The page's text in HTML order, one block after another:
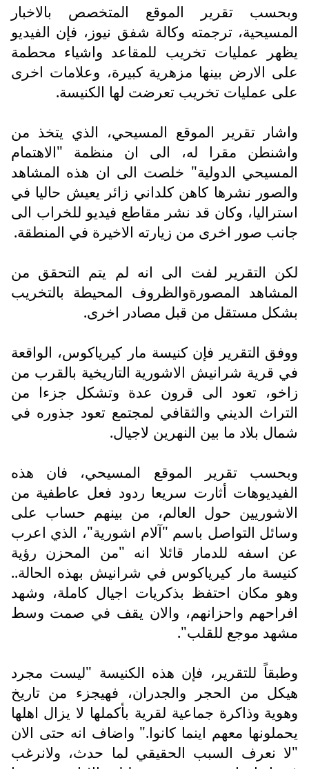
وبحسب تقرير الموقع المتخصص بالاخبار
المسيحية، ترجمته وكالة شفق نيوز، فإن الفيديو
يظهر عمليات تخريب للمقاعد واشياء محطمة
على الارض بينها مزهرية كبيرة، وعلامات اخرى
على عمليات تخريب تعرضت لها الكنيسة.
واشار تقرير الموقع المسيحي، الذي يتخذ من
واشنطن مقرا له، الى ان منظمة "الاهتمام
المسيحي الدولية" خلصت الى ان هذه المشاهد
والصور نشرها كاهن كلداني زائر يعيش حاليا في
استراليا، وكان قد نشر مقاطع فيديو للخراب الى
جانب صور اخرى من زيارته الاخيرة في المنطقة.
لكن التقرير لفت الى انه لم يتم التحقق من
المشاهد المصورةوالظروف المحيطة بالتخريب
بشكل مستقل من قبل مصادر اخرى.
ووفق التقرير فإن كنيسة مار كيرياكوس، الواقعة
في قرية شرانيش الاشورية التاريخية بالقرب من
زاخو، تعود الى قرون عدة وتشكل جزءا من
التراث الديني والثقافي لمجتمع تعود جذوره في
شمال بلاد ما بين النهرين لاجيال.
وبحسب تقرير الموقع المسيحي، فان هذه
الفيديوهات أثارت سريعا ردود فعل عاطفية من
الاشوريين حول العالم، من بينهم حساب على
وسائل التواصل باسم "آلام اشورية"، الذي اعرب
عن اسفه للدمار قائلا انه "من المحزن رؤية
كنيسة مار كيرياكوس في شرانيش بهذه الحالة..
وهو مكان احتفظ بذكريات اجيال كاملة، وشهد
افراحهم واحزانهم، والان يقف في صمت وسط
مشهد موجع للقلب".
وطبقاً للتقرير، فإن هذه الكنيسة "ليست مجرد
هيكل من الحجر والجدران، فهيجزء من تاريخ
وهوية وذاكرة جماعية لقرية بأكملها لا يزال اهلها
يحملونها معهم اينما كانوا." واضاف انه حتى الان
"لا نعرف السبب الحقيقي لما حدث، ولانرغب